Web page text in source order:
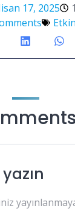
17, 2025